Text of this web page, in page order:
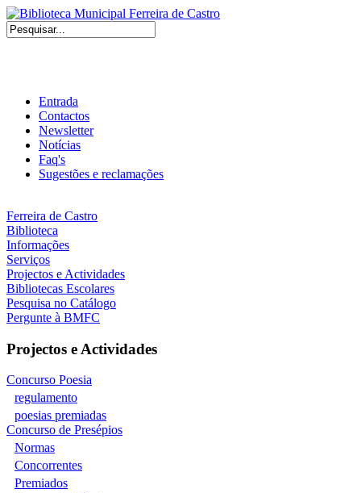
Entrada
Contactos
Newsletter
Notícias
Faq's
Sugestões e reclamações
Ferreira de Castro
Biblioteca
Informações
Serviços
Projectos e Actividades
Bibliotecas Escolares
Pesquisa no Catálogo
Pergunte à BMFC
Projectos e Actividades
Concurso Poesia
regulamento
poesias premiadas
Concurso de Presépios
Normas
Concorrentes
Premiados